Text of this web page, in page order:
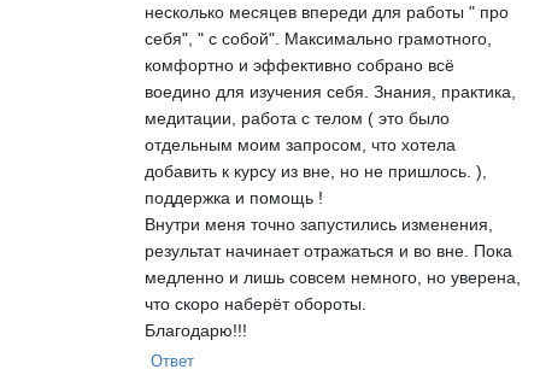
несколько месяцев впереди для работы " про
себя", " с собой". Максимально грамотного,
комфортно и эффективно собрано всё
воедино для изучения себя. Знания, практика,
медитации, работа с телом ( это было
отдельным моим запросом, что хотела
добавить к курсу из вне, но не пришлось. ),
поддержка и помощь !
Внутри меня точно запустились изменения,
результат начинает отражаться и во вне. Пока
медленно и лишь совсем немного, но уверена,
что скоро наберёт обороты.
Благодарю!!!
Ответ